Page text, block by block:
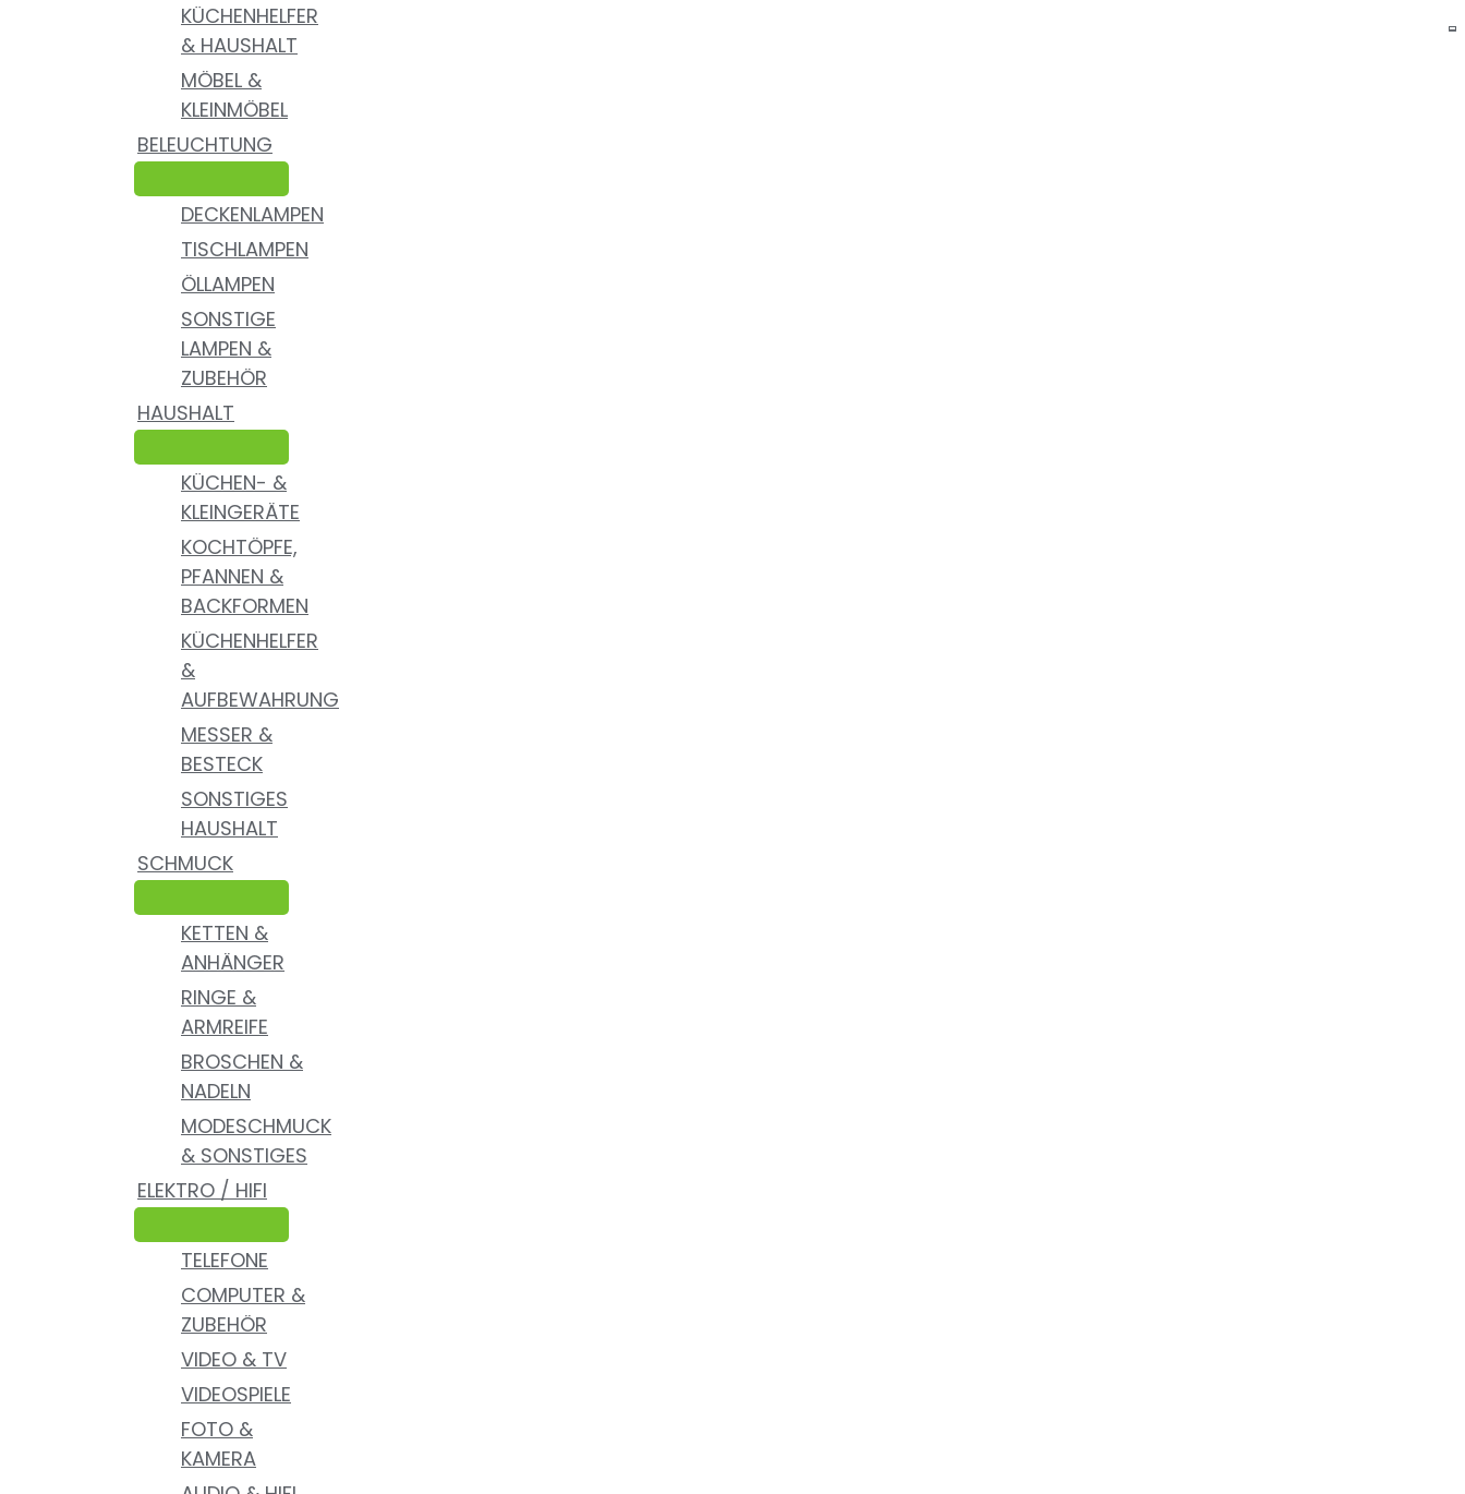
KÜCHENHELFER
& HAUSHALT
MÖBEL &
KLEINMÖBEL
BELEUCHTUNG
DECKENLAMPEN
TISCHLAMPEN
ÖLLAMPEN
SONSTIGE
LAMPEN &
ZUBEHÖR
HAUSHALT
KÜCHEN- &
KLEINGERÄTE
KOCHTÖPFE,
PFANNEN &
BACKFORMEN
KÜCHENHELFER
&
AUFBEWAHRUNG
MESSER &
BESTECK
SONSTIGES
HAUSHALT
SCHMUCK
KETTEN &
ANHÄNGER
RINGE &
ARMREIFE
BROSCHEN &
NADELN
MODESCHMUCK
& SONSTIGES
ELEKTRO / HIFI
TELEFONE
COMPUTER &
ZUBEHÖR
VIDEO & TV
VIDEOSPIELE
FOTO &
KAMERA